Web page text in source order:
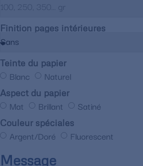
Finition pages intérieures
Teinte du papier
Blanc Naturel
Aspect du papier
Mat Brillant Satiné
Couleur spéciales
Argent/Doré Fluorescent
Message